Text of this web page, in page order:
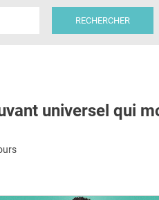
universel qui